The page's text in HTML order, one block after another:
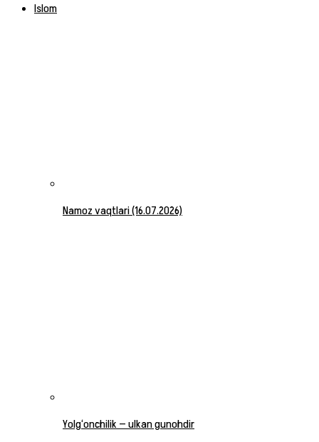
Islom
Namoz vaqtlari (16.07.2026)
Yolg‘onchilik — ulkan gunohdir